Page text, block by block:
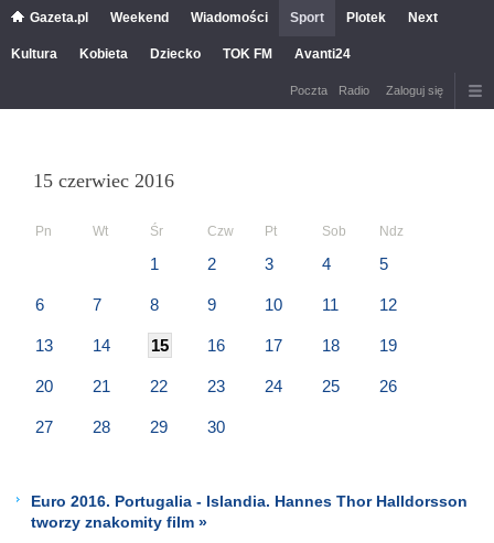
Gazeta.pl Weekend Wiadomości Sport Plotek Next
Kultura Kobieta Dziecko TOK FM Avanti24
Poczta Radio Zaloguj się
15 czerwiec 2016
Pn Wt Śr Czw Pt Sob Ndz
1 2 3 4 5
6 7 8 9 10 11 12
13 14 15 16 17 18 19
20 21 22 23 24 25 26
27 28 29 30
Euro 2016. Portugalia - Islandia. Hannes Thor Halldorsson
tworzy znakomity film »